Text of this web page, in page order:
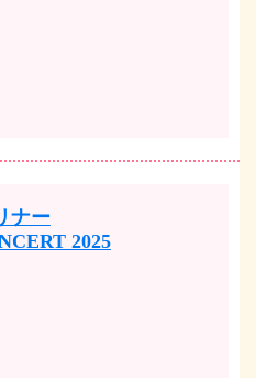
ナー
2025